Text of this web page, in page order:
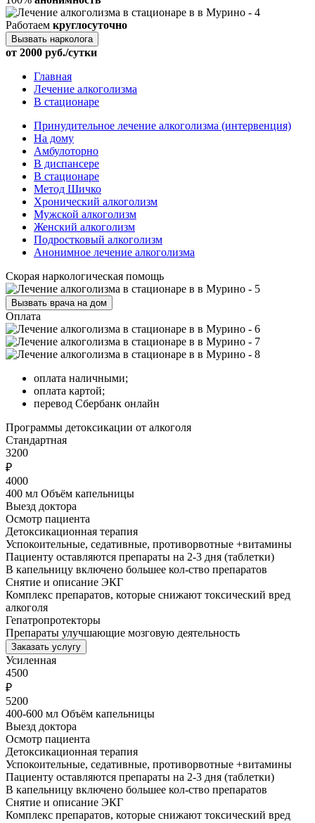
Работаем круглосуточно
Вызвать нарколога
от 2000 руб./сутки
Главная
Лечение алкоголизма
В стационаре
Принудительное лечение алкоголизма (интервенция)
На дому
Амбулоторно
В диспансере
В стационаре
Метод Шичко
Хронический алкоголизм
Мужской алкоголизм
Женский алкоголизм
Подростковый алкоголизм
Анонимное лечение алкоголизма
Скорая наркологическая помощь
Вызвать врача на дом
Оплата
оплата наличными;
оплата картой;
перевод Сбербанк онлайн
Программы детоксикации от алкоголя
Стандартная
3200
₽
4000
400 мл Объём капельницы
Выезд доктора
Осмотр пациента
Детоксикационная терапия
Успокоительные, седативные, противорвотные +витамины
Пациенту оставляются препараты на 2-3 дня (таблетки)
В капельницу включено большее кол-ство препаратов
Снятие и описание ЭКГ
Комплекс препаратов, которые снижают токсический вред
алкоголя
Гепатропротекторы
Препараты улучшающие мозговую деятельность
Заказать услугу
Усиленная
4500
₽
5200
400-600 мл Объём капельницы
Выезд доктора
Осмотр пациента
Детоксикационная терапия
Успокоительные, седативные, противорвотные +витамины
Пациенту оставляются препараты на 2-3 дня (таблетки)
В капельницу включено большее кол-ство препаратов
Снятие и описание ЭКГ
Комплекс препаратов, которые снижают токсический вред